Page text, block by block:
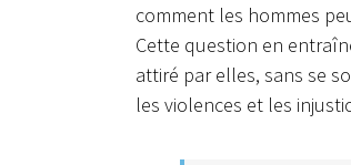
comment les hommes
Cette question en
attiré par elles, sans se
les violences et les